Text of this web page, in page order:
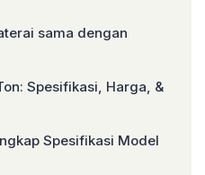
sama dengan
Spesifikasi, Harga, &
Spesifikasi Model